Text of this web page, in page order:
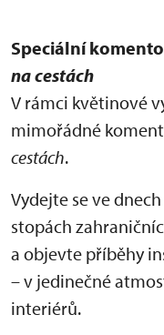
Speciální
na cestách
V rámci květinové
mimořádné
cestách.
Vydejte se ve dnech
stopách
a objevte příběhy
– v jedinečné
interiérů.